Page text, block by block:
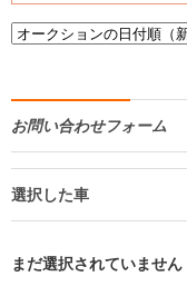
お問い合わせフォーム
選択した車
まだ選択されていません